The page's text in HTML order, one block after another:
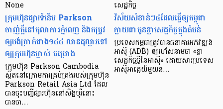
None
ក្រុមហ៊ុនផ្សារទំនើប Parkson
ចាញ់ក្ដីនៅតុលាការភ្នំពេញ និងតម្រូវ
ឲ្យបង់ប្រាក់ជាង១៤៤ លានដុល្លារទៅ
ឲ្យក្រុមហ៊ុនម្ចាស់ គម្រោង
ក្រុមហ៊ុន Parkson Cambodia
ស្ថិតនៅក្រោមការគ្រប់គ្រងរបស់ក្រុមហ៊ុន
Parkson Retail Asia Ltd ដែល
បានចុះបញ្ចីផ្សារហ៊ុននៅសិង្ហបុរីនោះ
បានចា…
សេដ្ឋកិច្ច​
វិស័យ​សំខាន់ៗ​៤​ដែល​ធ្វើ​ឲ្យ​កម្ពុជា​
ក្លាយ​ជា​កូន​ខ្លា​សេដ្ឋកិច្ច​ក្នុង​តំបន់
ប្រទេស​កម្ពុជា​ត្រូវ​បាន​ធនាគារ​អភិវឌ្ឍន៍​
អាស៊ី (ADB) ឲ្យ​រហ័ស​នាមថា «ខ្លា​
សេដ្ឋកិច្ច​ថ្មី​នៃ​អាស៊ី» ដោយសារ​ប្រទេស​
អាស៊ី​អាគ្នេយ៍​មួយ​ន…